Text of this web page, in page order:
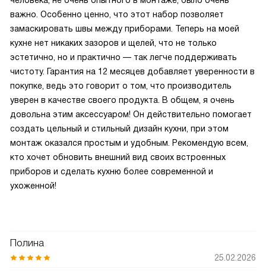
важно. Особенно ценно, что этот набор позволяет
замаскировать швы между приборами. Теперь на моей
кухне нет никаких зазоров и щелей, что не только
эстетично, но и практично — так легче поддерживать
чистоту. Гарантия на 12 месяцев добавляет уверенности в
покупке, ведь это говорит о том, что производитель
уверен в качестве своего продукта. В общем, я очень
довольна этим аксессуаром! Он действительно помогает
создать цельный и стильный дизайн кухни, при этом
монтаж оказался простым и удобным. Рекомендую всем,
кто хочет обновить внешний вид своих встроенных
приборов и сделать кухню более современной и
ухоженной!
Полина
25.02.2026